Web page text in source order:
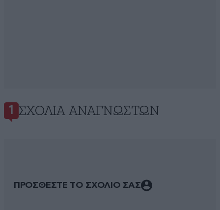
1 ΣΧΌΛΙΑ ΑΝΑΓΝΩΣΤΏΝ
ΠΡΟΣΘΕΣΤΕ ΤΟ ΣΧΟΛΙΟ ΣΑΣ